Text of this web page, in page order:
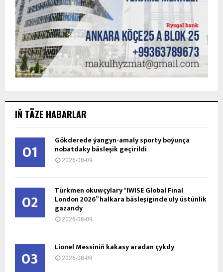
IŇ TÄZE HABARLAR
01 Gökderede ýangyn-amaly sporty boýunça
nobatdaky bäsleşik geçirildi
2026-08-09
02 Türkmen okuwçylary “IWISE Global Final
London 2026” halkara bäsleşiginde uly üstünlik
gazandy
2026-08-09
03 Lionel Messiniň kakasy aradan çykdy
2026-08-09